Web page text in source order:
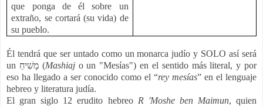
que ponga de él sobre un
extraño, se cortará (su vida) de
su pueblo.
Él tendrá que ser untado como un monarca judío y SOLO así será
un מָשִׁיחַ(Mashiajo un "Mesías") en el sentido más literal, y por
eso ha llegado a ser conocido como el “rey mesías” en el lenguaje
hebreo y literatura judía.
El gran siglo 12 erudito hebreo R 'Moshe ben Maimun, quien